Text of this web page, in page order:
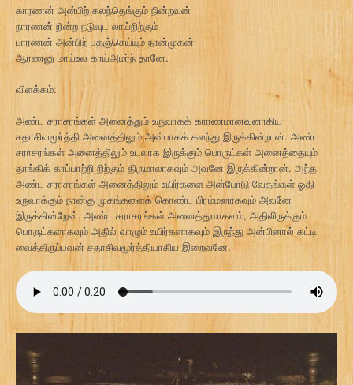
காரணன் அன்பிற் கலந்தெங்கும் நின்றவன்
நாரணன் நின்ற நடுவுட லாய்நிற்கும்
பாரணன் அன்பிற் பதஞ்செய்யும் நான்முகன்
ஆரணனு மாய்உல காய்அமர்ந் தானே.
விளக்கம்:
அண்ட சராசரங்கள் அனைத்தும் உருவாகக் காரணமானவனாகிய
சதாசிவமூர்த்தி அனைத்திலும் அன்பாகக் கலந்து இருக்கின்றான். அண்ட
சராசரங்கள் அனைத்திலும் உடலாக இருக்கும் பொருட்கள் அனைத்தையும்
தாங்கிக் காப்பாற்றி நிற்கும் திருமாலாகவும் அவனே இருக்கின்றான். அந்த
அண்ட சராசரங்கள் அனைத்திலும் உயிர்களை அன்போடு வேதங்கள் ஓதி
உருவாக்கும் நான்கு முகங்களைக் கொண்ட பிரம்மனாகவும் அவனே
இருக்கின்றேன். அண்ட சராசரங்கள் அனைத்துமாகவும், அதிலிருக்கும்
பொருட்களாகவும் அதில் வாழும் உயிர்களாகவும் இருந்து அன்பினால் கட்டி
வைத்திருப்பவன் சதாசிவமூர்த்தியாகிய இறைவனே.